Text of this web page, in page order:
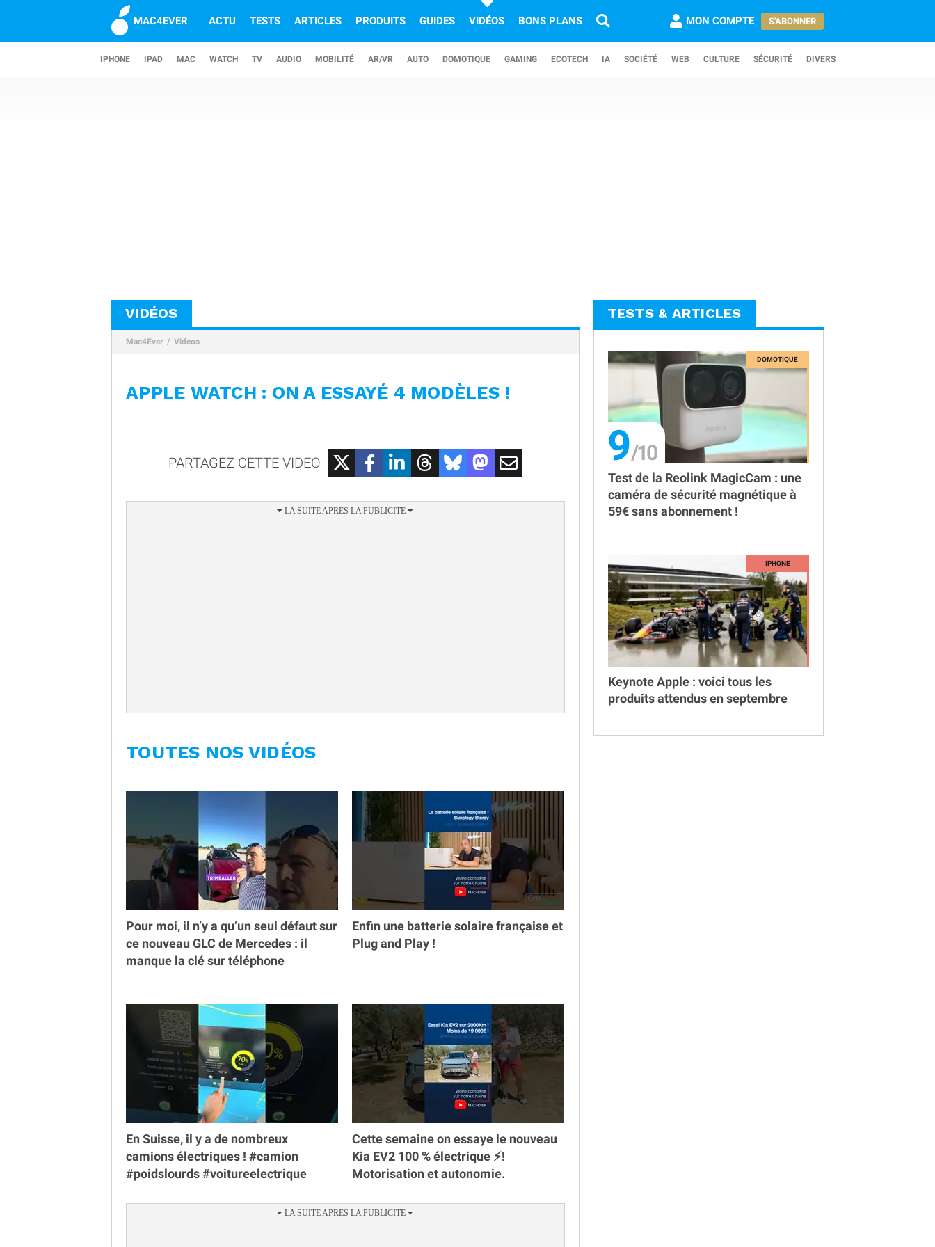
MAC4EVER ACTU TESTS ARTICLES PRODUITS GUIDES VIDÉOS BONS PLANS MON COMPTE S'ABONNER
IPHONE IPAD MAC WATCH TV AUDIO MOBILITÉ AR/VR AUTO DOMOTIQUE GAMING ECOTECH IA SOCIÉTÉ WEB CULTURE SÉCURITÉ DIVERS
VIDÉOS
Mac4Ever Videos
APPLE WATCH : ON A ESSAYÉ 4 MODÈLES !
PARTAGEZ CETTE VIDEO
TOUTES NOS VIDÉOS
Pour moi, il n’y a qu’un seul défaut sur
ce nouveau GLC de Mercedes : il
manque la clé sur téléphone
Enfin une batterie solaire française et
Plug and Play !
En Suisse, il y a de nombreux
camions électriques ! #camion
#poidslourds #voitureelectrique
Cette semaine on essaye le nouveau
Kia EV2 100 % électrique ⚡️!
Motorisation et autonomie.
TESTS & ARTICLES
9
Test de la Reolink MagicCam : une
caméra de sécurité magnétique à
59€ sans abonnement !
Keynote Apple : voici tous les
produits attendus en septembre